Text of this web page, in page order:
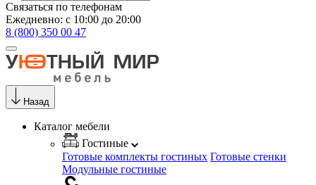
Связаться по телефонам
Ежедневно: с 10:00 до 20:00
8 (800) 350 00 47
Назад
Каталог мебели
Гостиные
Готовые комплекты гостиных Готовые стенки
Модульные гостиные